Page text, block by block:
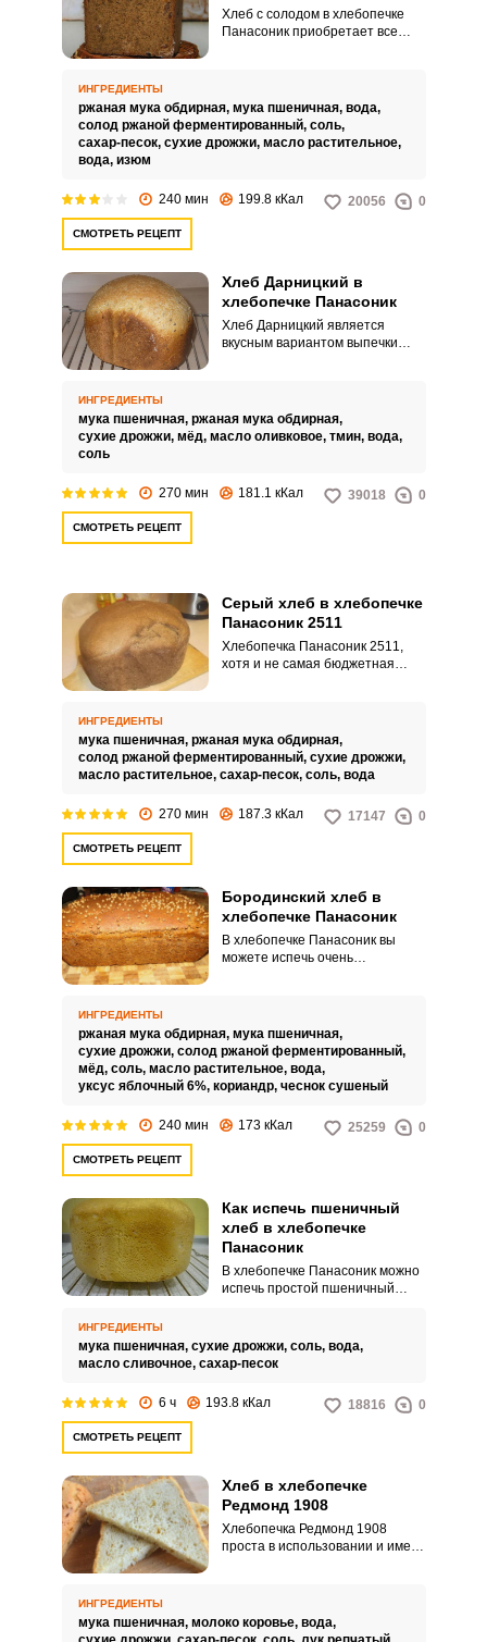
Хлеб с солодом в хлебопечке
Панасоник приобретает все
питания. Такой хлеб намного
вкуснее и полезнее
магазинного.
ИНГРЕДИЕНТЫ
ржаная мука обдирная, мука пшеничная, вода,
солод ржаной ферментированный, соль,
сахар-песок, сухие дрожжи, масло растительное,
вода, изюм
240 мин 199.8 кКал 20056 0
СМОТРЕТЬ РЕЦЕПТ
Хлеб Дарницкий в
хлебопечке Панасоник
Хлеб Дарницкий является
вкусным вариантом выпечки
и добавляем мед.
ИНГРЕДИЕНТЫ
мука пшеничная, ржаная мука обдирная,
сухие дрожжи, мёд, масло оливковое, тмин, вода,
соль
270 мин 181.1 кКал 39018 0
СМОТРЕТЬ РЕЦЕПТ
Серый хлеб в хлебопечке
Панасоник 2511
Хлебопечка Панасоник 2511,
хотя и не самая бюджетная
теста из смеси ржаной и
пшеничной муки есть
специальная лопатка.
ИНГРЕДИЕНТЫ
мука пшеничная, ржаная мука обдирная,
солод ржаной ферментированный, сухие дрожжи,
масло растительное, сахар-песок, соль, вода
270 мин 187.3 кКал 17147 0
СМОТРЕТЬ РЕЦЕПТ
Бородинский хлеб в
хлебопечке Панасоник
В хлебопечке Панасоник вы
можете испечь очень
муки.
ИНГРЕДИЕНТЫ
ржаная мука обдирная, мука пшеничная,
сухие дрожжи, солод ржаной ферментированный,
мёд, соль, масло растительное, вода,
уксус яблочный 6%, кориандр, чеснок сушеный
240 мин 173 кКал 25259 0
СМОТРЕТЬ РЕЦЕПТ
Как испечь пшеничный
хлеб в хлебопечке
Панасоник
В хлебопечке Панасоник можно
испечь простой пшеничный
похож на вкус хлеба из
магазина.
ИНГРЕДИЕНТЫ
мука пшеничная, сухие дрожжи, соль, вода,
масло сливочное, сахар-песок
6 ч 193.8 кКал 18816 0
СМОТРЕТЬ РЕЦЕПТ
Хлеб в хлебопечке
Редмонд 1908
Хлебопечка Редмонд 1908
проста в использовании и имеет
Приготовленный в ней хлеб
отличается хрустящей корочкой
ИНГРЕДИЕНТЫ
мука пшеничная, молоко коровье, вода,